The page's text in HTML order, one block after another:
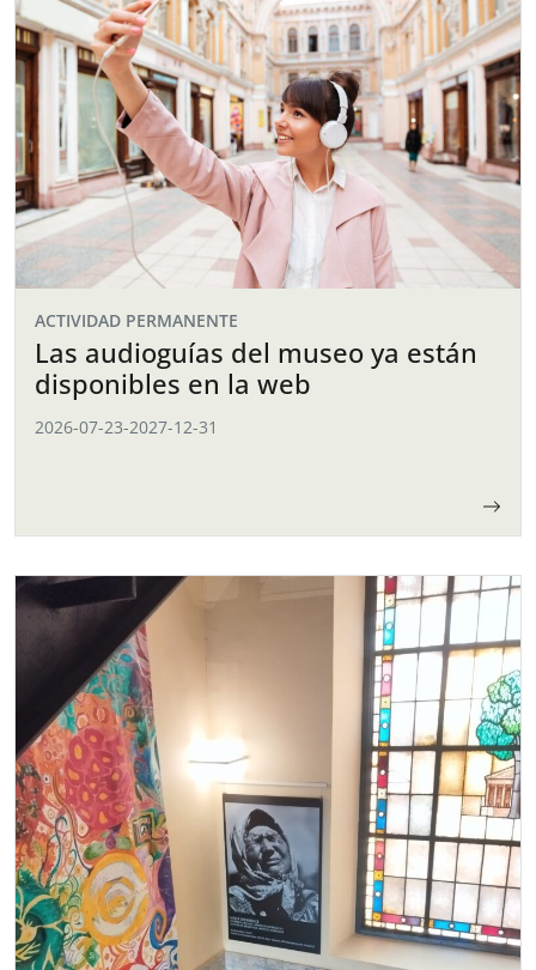
ACTIVIDAD PERMANENTE
Las audioguías del museo ya están
disponibles en la web
2026-07-23-2027-12-31